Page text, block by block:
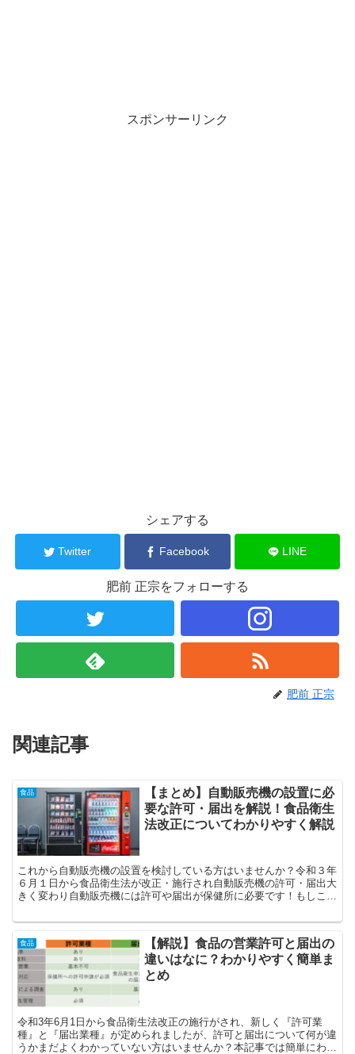
スポンサーリンク
シェアする
Twitter Facebook LINE
肥前 正宗をフォローする
肥前 正宗
関連記事
食品
【まとめ】自動販売機の設置に必
要な許可・届出を解説！食品衛生
法改正についてわかりやすく解説
これから自動販売機の設置を検討している方はいませんか？令和３年
６月１日から食品衛生法が改正・施行され自動販売機の許可・届出大
きく変わり自動販売機には許可や届出が保健所に必要です！もしこれ
てみてください！
食品
【解説】食品の営業許可と届出の
違いはなに？わかりやすく簡単ま
とめ
令和3年6月1日から食品衛生法改正の施行がされ、新しく『許可業
種』と『届出業種』が定められましたが、許可と届出について何が違
うかまだよくわかっていない方はいませんか？本記事では簡単にわか